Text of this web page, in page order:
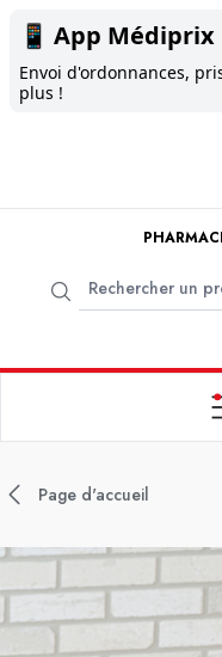
📱 App Médiprix
Envoi d'ordonnances,
plus !
Page d'accueil